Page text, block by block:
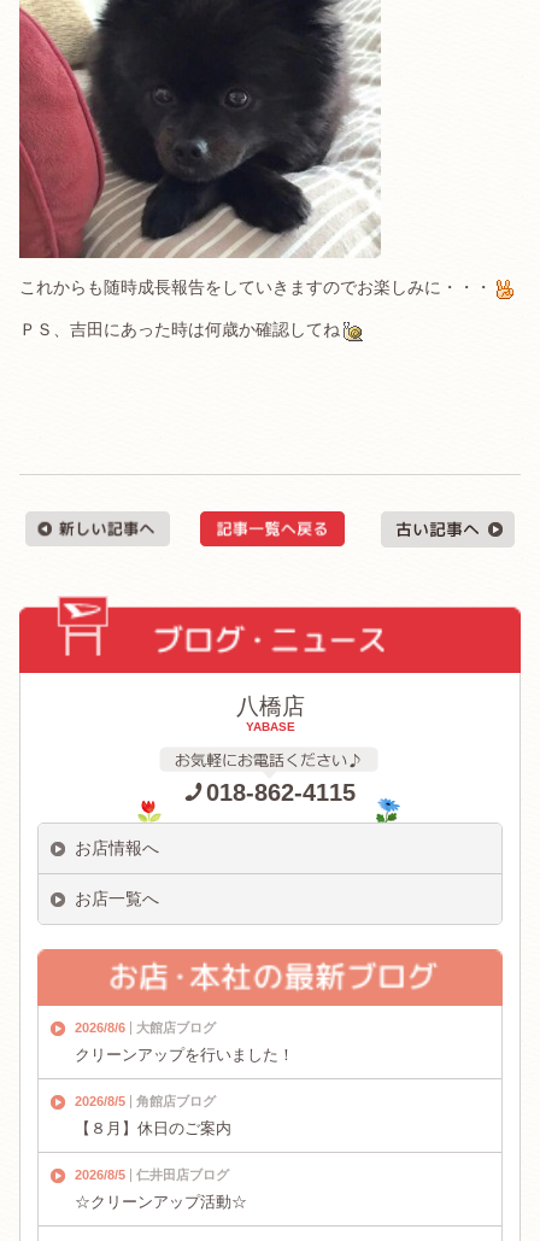
これからも随時成長報告をしていきますのでお楽しみに・・・
ＰＳ、吉田にあった時は何歳か確認してね
八橋店
YABASE
018-862-4115
お店情報へ
お店一覧へ
2026/8/6 大館店ブログ
クリーンアップを行いました！
2026/8/5 角館店ブログ
【８月】休日のご案内
2026/8/5 仁井田店ブログ
☆クリーンアップ活動☆